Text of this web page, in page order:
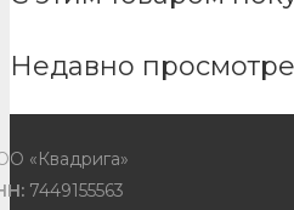
Недавно
«Квадрига»
7449155563